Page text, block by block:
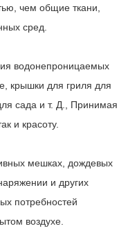
чем общие ткани,
сред.
водонепроницаемых
крышки для гриля для
сада и т. Д., Принимая
и красоту.
мешках, дождевых
и других
потребностей
воздухе.